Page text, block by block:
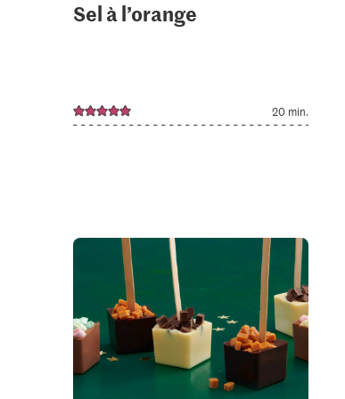
Sel à l’orange
20 min.